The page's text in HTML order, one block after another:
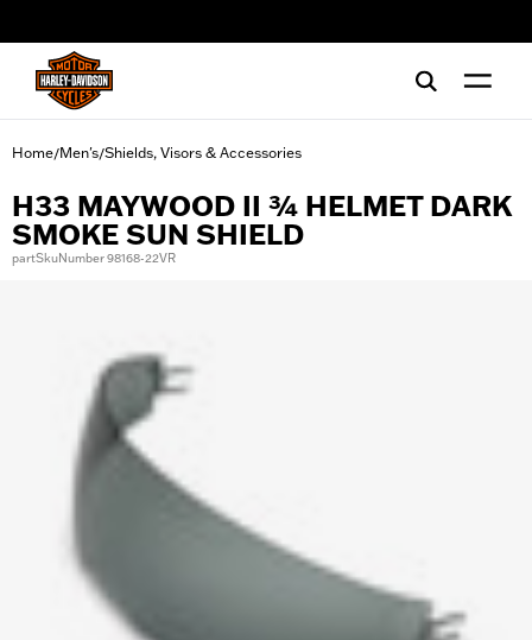
Home/Men's/Shields, Visors & Accessories
H33 MAYWOOD II ¾ HELMET DARK
SMOKE SUN SHIELD
partSkuNumber 98168-22VR